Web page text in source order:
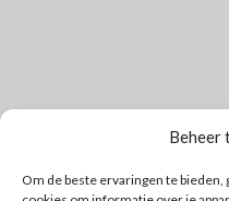
Beheer
Om de beste ervaringen te